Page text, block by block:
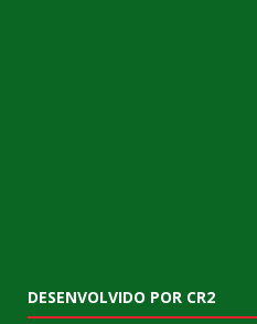
DESENVOLVIDO POR CR2